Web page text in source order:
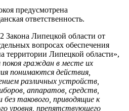
предусмотрена
ответственность.
Закона Липецкой области от
вопросах обеспечения
территории Липецкой области»,
граждан в месте их
понимаются действия,
различных устройств,
аппаратов, средств,
такового, приводящие к
уровня, препятствующего